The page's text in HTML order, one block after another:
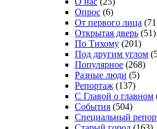
Опрос (6)
От первого лица
Открытая дверь (51)
По Тихому (201)
Под другим углом
Популярное (268)
Разные люди (5)
Репортаж (137)
С Главой о главном
События (504)
Специальный